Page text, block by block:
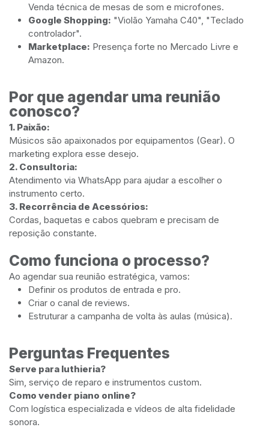
Venda técnica de mesas de som e microfones.
Google Shopping: "Violão Yamaha C40", "Teclado
controlador".
Marketplace: Presença forte no Mercado Livre e
Amazon.
Por que agendar uma reunião
conosco?
1. Paixão:
Músicos são apaixonados por equipamentos (Gear). O
marketing explora esse desejo.
2. Consultoria:
Atendimento via WhatsApp para ajudar a escolher o
instrumento certo.
3. Recorrência de Acessórios:
Cordas, baquetas e cabos quebram e precisam de
reposição constante.
Como funciona o processo?
Ao agendar sua reunião estratégica, vamos:
Definir os produtos de entrada e pro.
Criar o canal de reviews.
Estruturar a campanha de volta às aulas (música).
Perguntas Frequentes
Serve para luthieria?
Sim, serviço de reparo e instrumentos custom.
Como vender piano online?
Com logística especializada e vídeos de alta fidelidade
sonora.